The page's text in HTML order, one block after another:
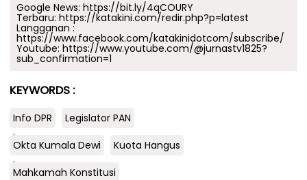
Google News: https://bit.ly/4qCOURY
Terbaru: https://katakini.com/redir.php?p=latest
Langganan :
https://www.facebook.com/katakinidotcom/subscribe/
Youtube: https://www.youtube.com/@jurnastv1825?
sub_confirmation=1
KEYWORDS :
Info DPR
Legislator PAN
.
Okta Kumala Dewi
Kuota Hangus
.
Mahkamah Konstitusi